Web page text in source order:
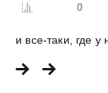
0
и все-таки, где у